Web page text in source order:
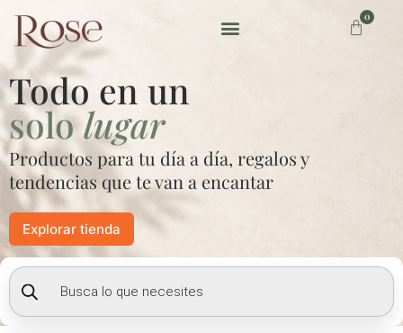
contenido
0
Carrito
Todo en un
sololugar
Productos para tu día a día, regalos y
tendencias que te van a encantar
Explorar tienda
Búsqueda
de
productos